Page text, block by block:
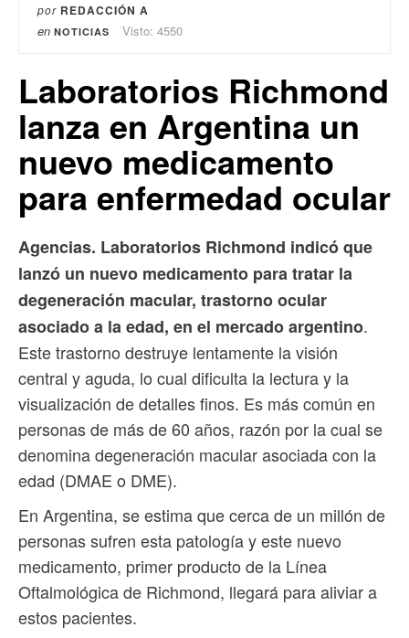
por REDACCIÓN A
en NOTICIAS Visto: 4550
Laboratorios Richmond
lanza en Argentina un
nuevo medicamento
para enfermedad ocular
Agencias. Laboratorios Richmond indicó que
lanzó un nuevo medicamento para tratar la
degeneración macular, trastorno ocular
asociado a la edad, en el mercado argentino.
Este trastorno destruye lentamente la visión
central y aguda, lo cual dificulta la lectura y la
visualización de detalles finos. Es más común en
personas de más de 60 años, razón por la cual se
denomina degeneración macular asociada con la
edad (DMAE o DME).
En Argentina, se estima que cerca de un millón de
personas sufren esta patología y este nuevo
medicamento, primer producto de la Línea
Oftalmológica de Richmond, llegará para aliviar a
estos pacientes.